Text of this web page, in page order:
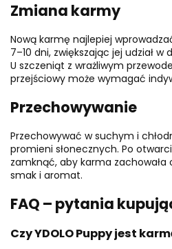
Zmiana karmy
Nową karmę najlepiej
7–10 dni, zwiększając jej udział
U szczeniąt z wrażliwym
przejściowy może wymagać
Przechowywanie
Przechowywać w suchym i
promieni słonecznych. Po
zamknąć, aby karma
smak i aromat.
FAQ – pytania
Czy YDOLO Puppy jest